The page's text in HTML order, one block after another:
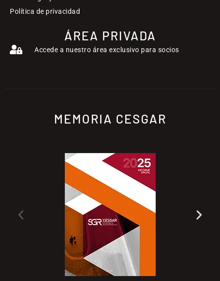
Política de privacidad
ÁREA PRIVADA
Accede a nuestro área exclusivo para socios
MEMORIA CESGAR